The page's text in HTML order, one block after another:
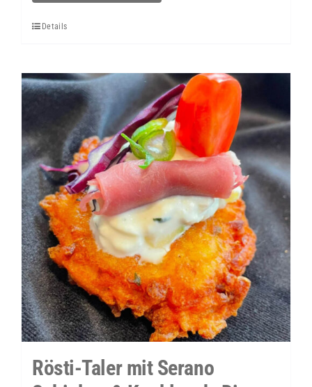
Kräuter-
Dip
Menge
Details
Rösti-Taler mit Serano